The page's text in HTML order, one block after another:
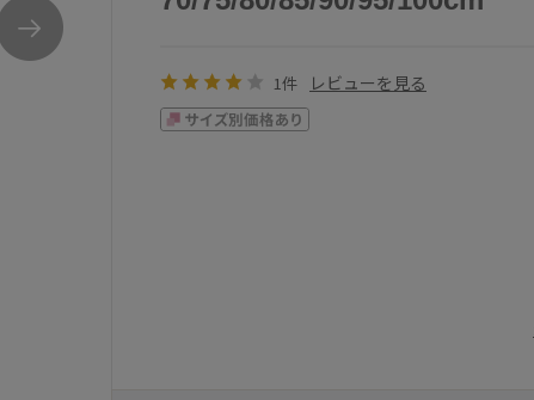
1件 レビューを見る